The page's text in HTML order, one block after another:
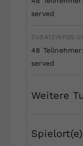
served
ZUSATZINFOS
48
served
Weitere
Spielort(e)